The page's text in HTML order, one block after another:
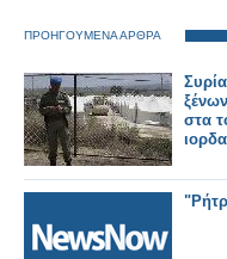
ΠΡΟΗΓΟΥΜΕΝΑ ΑΡΘΡΑ
στα